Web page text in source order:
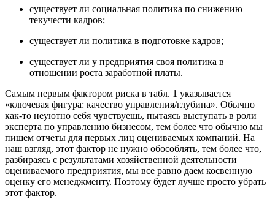
существует ли социальная политика по снижению
текучести кадров;
существует ли политика в подготовке кадров;
существует ли у предприятия своя политика в
отношении роста заработной платы.
Самым первым фактором риска в табл. 1 указывается
«ключевая фигура: качество управления/глубина». Обычно
как-то неуютно себя чувствуешь, пытаясь выступать в роли
эксперта по управлению бизнесом, тем более что обычно мы
пишем отчеты для первых лиц оцениваемых компаний. На
наш взгляд, этот фактор не нужно обособлять, тем более что,
разбираясь с результатами хозяйственной деятельности
оцениваемого предприятия, мы все равно даем косвенную
оценку его менеджменту. Поэтому будет лучше просто убрать
этот фактор.